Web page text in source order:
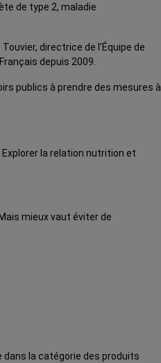
de type 2, maladie
directrice de l’Équipe de
depuis 2009.
publics à prendre des mesures à
Explorer la relation nutrition et
mieux vaut éviter de
la catégorie des produits